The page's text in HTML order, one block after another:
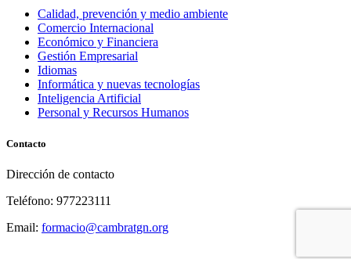
Calidad, prevención y medio ambiente
Comercio Internacional
Económico y Financiera
Gestión Empresarial
Idiomas
Informática y nuevas tecnologías
Inteligencia Artificial
Personal y Recursos Humanos
Contacto
Dirección de contacto
Teléfono: 977223111
Email: formacio@cambratgn.org